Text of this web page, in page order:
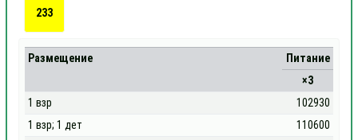
233
Размещение
Питание
×3
1 взр
102930
1 взр; 1 дет
110600